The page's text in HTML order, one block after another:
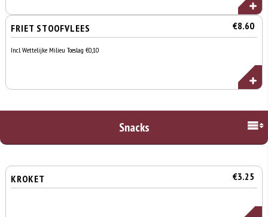
FRIET STOOFVLEES €8.60
Incl. Wettelijke Milieu Toeslag €0,10
Snacks
KROKET €3.25